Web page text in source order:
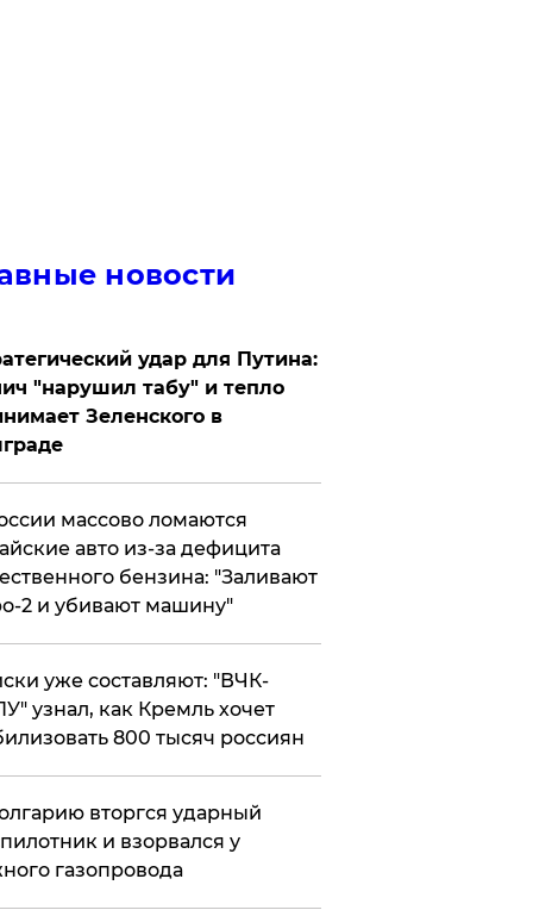
новости
удар для Путина:
"нарушил табу" и тепло
Зеленского в
массово ломаются
авто из-за дефицита
бензина: "Заливают
2 и убивают машину"
уже составляют: "ВЧК-
узнал, как Кремль хочет
800 тысяч россиян
вторгся ударный
и взорвался у
газопровода